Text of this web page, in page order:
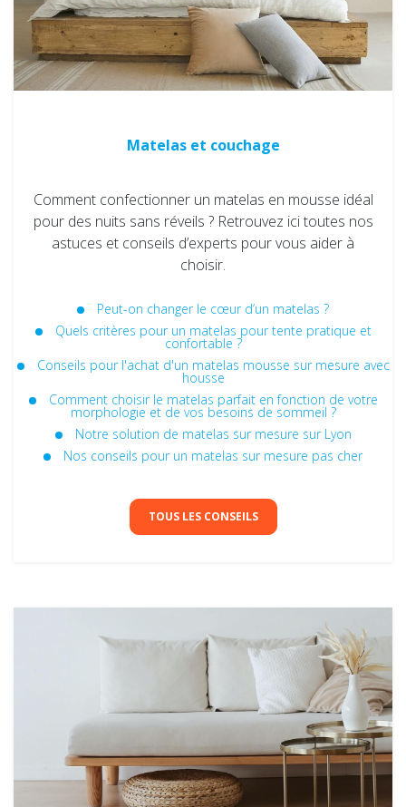
Matelas et couchage
Comment confectionner un matelas en mousse idéal
pour des nuits sans réveils ? Retrouvez ici toutes nos
astuces et conseils d’experts pour vous aider à
choisir.
Peut-on changer le cœur d’un matelas ?
Quels critères pour un matelas pour tente pratique et
confortable ?
Conseils pour l'achat d'un matelas mousse sur mesure avec
housse
Comment choisir le matelas parfait en fonction de votre
morphologie et de vos besoins de sommeil ?
Notre solution de matelas sur mesure sur Lyon
Nos conseils pour un matelas sur mesure pas cher
TOUS LES CONSEILS